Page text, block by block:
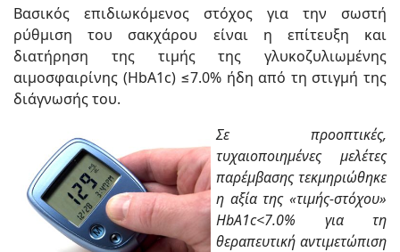
Βασικός επιδιωκόμενος στόχος για την σωστή
ρύθμιση του σακχάρου είναι η επίτευξη και
διατήρηση της τιμής της γλυκοζυλιωμένης
αιμοσφαιρίνης (HbA1c) ≤7.0% ήδη από τη στιγμή της
διάγνωσής του.
Σε προοπτικές,
τυχαιοποιημένες μελέτες
παρέμβασης τεκμηριώθηκε
η αξία της «τιμής-στόχου»
HbA1c<7.0% για τη
θεραπευτική αντιμετώπιση